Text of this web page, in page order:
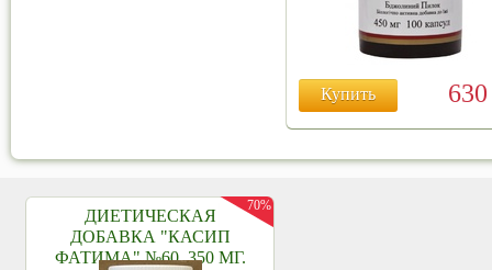
Купить
ДИЕТИЧЕСКАЯ
ДОБАВКА "КАСИП
ФАТИМА" №60, 350 МГ.
70%